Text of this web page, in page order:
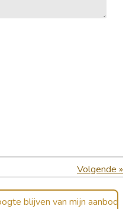
Volgende »
blijven van mijn aanbod